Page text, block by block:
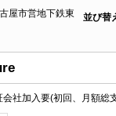
屋市営地下鉄東
並び替
社加入要(初回、月額総